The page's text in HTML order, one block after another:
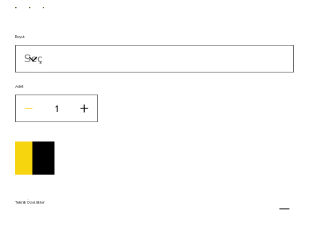
Boyut
Adet
Teknik Özellikler